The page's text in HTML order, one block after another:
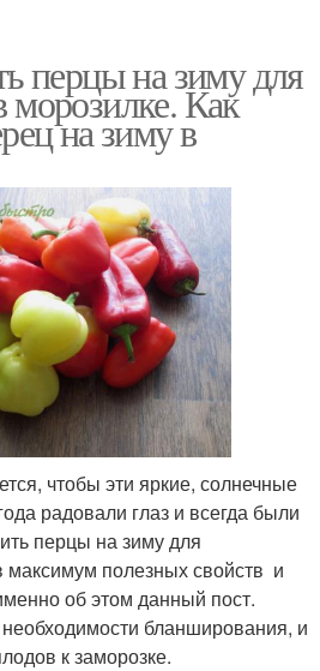
перцы на зиму для
Как
на зиму в
чтобы эти яркие, солнечные
радовали глаз и всегда были
перцы на зиму для
полезных свойств и
об этом данный пост.
бланширования, и
к заморозке.